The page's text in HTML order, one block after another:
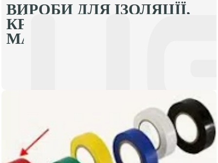
ВИРОБИ ДЛЯ ІЗОЛЯЦЇЇ,
КРІПЛЕННЯ ТА
МАРКУВАННЯ